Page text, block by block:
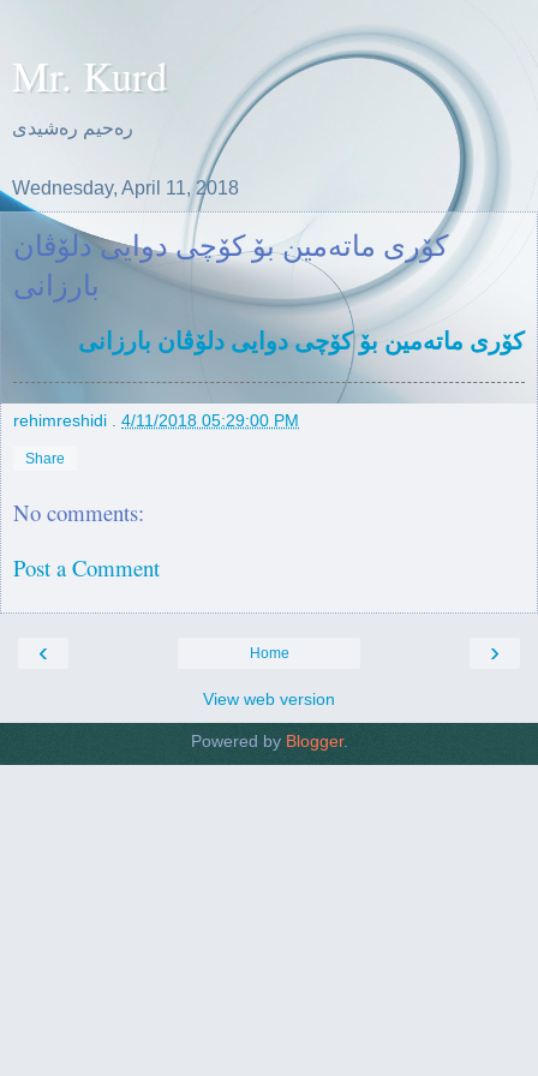
Mr. Kurd
ره‌حیم ره‌شیدی
Wednesday, April 11, 2018
كۆری ماته‌مین بۆ كۆچی دوایی دلۆڤان
بارزانی
كۆری ماته‌مین بۆ كۆچی دوایی دلۆڤان بارزانی
rehimreshidi 4/11/2018 05:29:00 PM
Share
No comments:
Post a Comment
‹ ›
Home
View web version
Powered by Blogger.